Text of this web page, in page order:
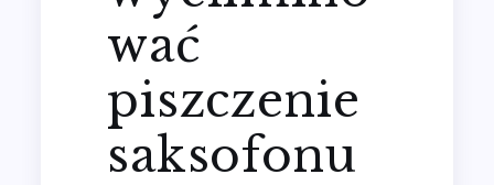
wać
piszczenie
saksofonu